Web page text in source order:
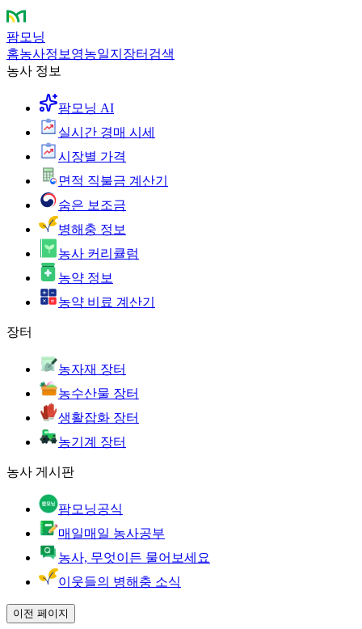
팜모닝
홈농사정보 영농일지 장터 검색
농사 정보
팜모닝 AI
실시간 경매 시세
시장별 가격
면적 직불금 계산기
숨은 보조금
병해충 정보
농사 커리큘럼
농약 정보
농약 비료 계산기
장터
농자재 장터
농수산물 장터
생활잡화 장터
농기계 장터
농사 게시판
팜모닝공식
매일매일 농사공부
농사, 무엇이든 물어보세요
이웃들의 병해충 소식
이전 페이지